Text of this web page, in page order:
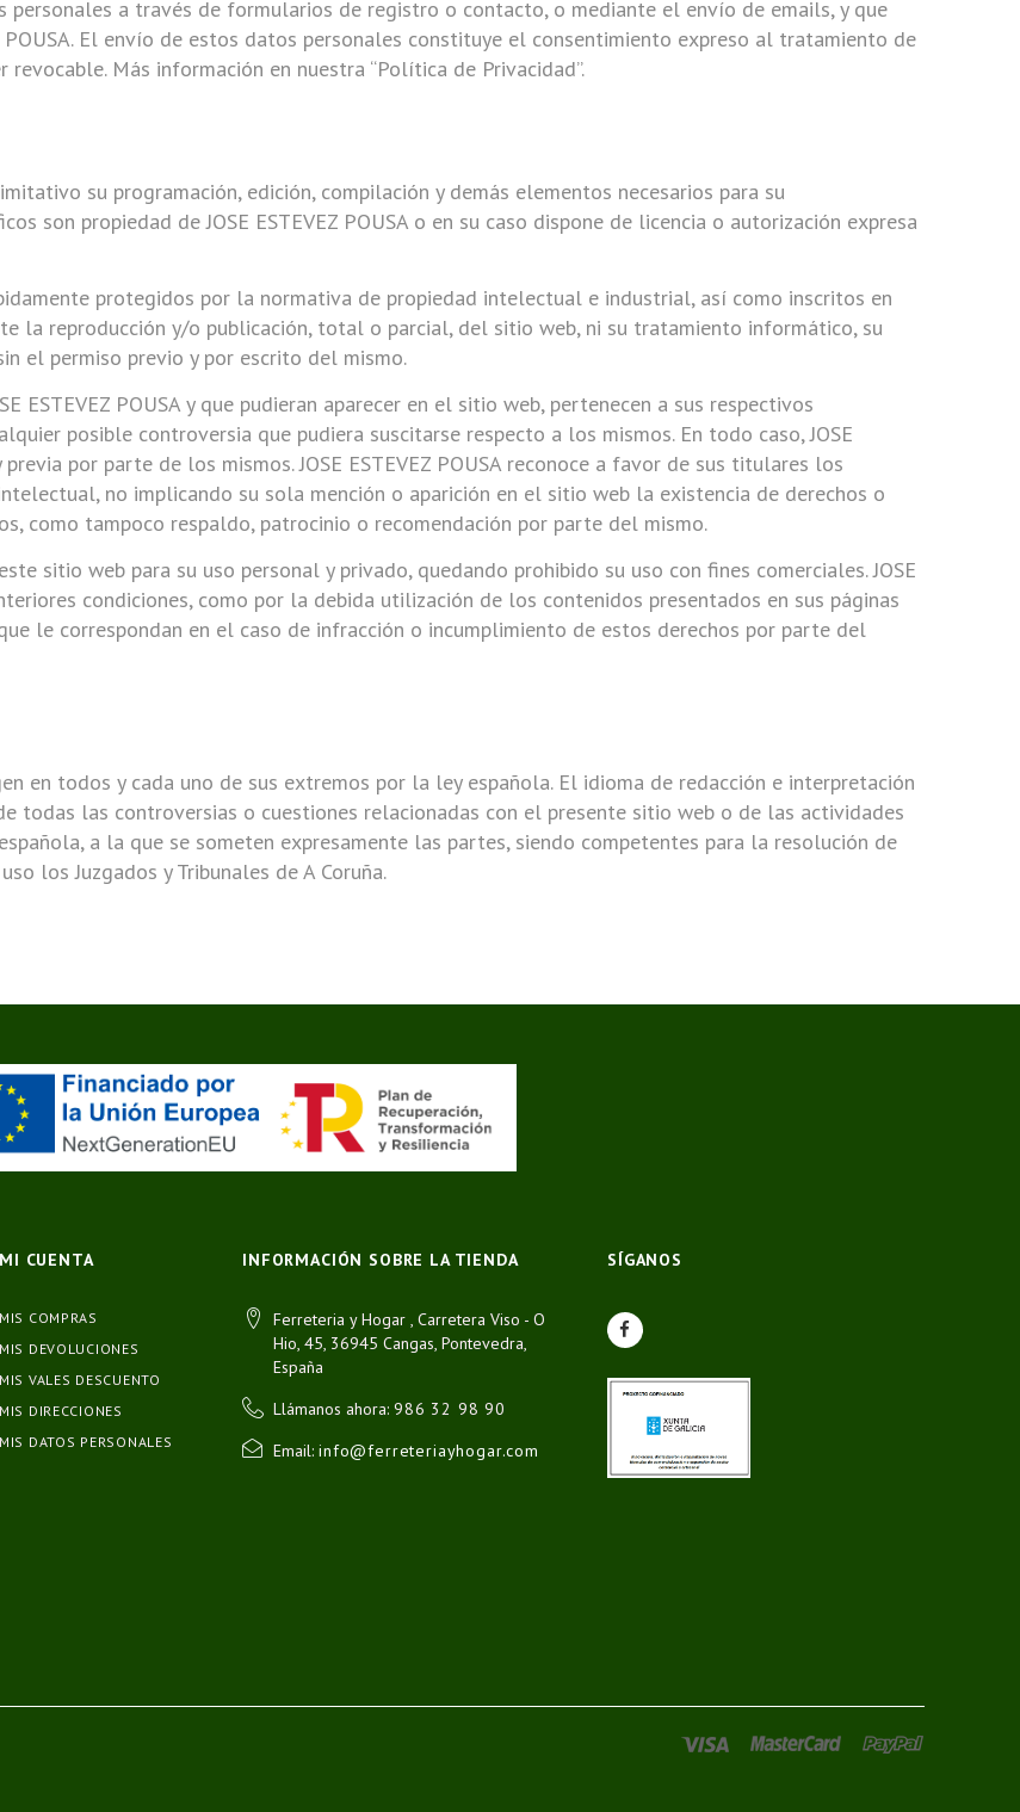
a través de formularios de registro o contacto, o mediante el envío de emails, y que
El envío de estos datos personales constituye el consentimiento expreso al tratamiento de
Más información en nuestra “Política de Privacidad”.
su programación, edición, compilación y demás elementos necesarios para su
son propiedad de JOSE ESTEVEZ POUSA o en su caso dispone de licencia o autorización expresa
protegidos por la normativa de propiedad intelectual e industrial, así como inscritos en
la reproducción y/o publicación, total o parcial, del sitio web, ni su tratamiento informático, su
el permiso previo y por escrito del mismo.
ESTEVEZ POUSA y que pudieran aparecer en el sitio web, pertenecen a sus respectivos
posible controversia que pudiera suscitarse respecto a los mismos. En todo caso, JOSE
por parte de los mismos. JOSE ESTEVEZ POUSA reconoce a favor de sus titulares los
no implicando su sola mención o aparición en el sitio web la existencia de derechos o
como tampoco respaldo, patrocinio o recomendación por parte del mismo.
sitio web para su uso personal y privado, quedando prohibido su uso con fines comerciales. JOSE
condiciones, como por la debida utilización de los contenidos presentados en sus páginas
le correspondan en el caso de infracción o incumplimiento de estos derechos por parte del
en todos y cada uno de sus extremos por la ley española. El idioma de redacción e interpretación
todas las controversias o cuestiones relacionadas con el presente sitio web o de las actividades
a la que se someten expresamente las partes, siendo competentes para la resolución de
los Juzgados y Tribunales de A Coruña.
MI CUENTA
MIS COMPRAS
MIS DEVOLUCIONES
MIS VALES DESCUENTO
MIS DIRECCIONES
MIS DATOS PERSONALES
INFORMACIÓN SOBRE LA TIENDA
Ferreteria y Hogar , Carretera Viso - O
Hio, 45, 36945 Cangas, Pontevedra,
España
Llámanos ahora: 986 32 98 90
Email: info@ferreteriayhogar.com
SÍGANOS